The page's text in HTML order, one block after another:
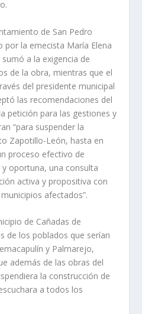
de San Pedro
por la emecista María Elena
a la exigencia de
de la obra, mientras que el
del presidente municipal
las recomendaciones del
petición para las gestiones y
“para suspender la
Zapotillo-León, hasta en
proceso efectivo de
oportuna, una consulta
activa y propositiva con
afectados”.
de Cañadas de
de los poblados que serían
y Palmarejo,
además de las obras del
la construcción de
a todos los